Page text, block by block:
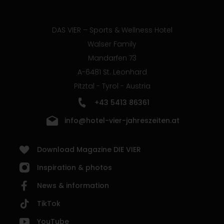
DAS VIER – Sports & Wellness Hotel
Walser Family
Mandarfen 73
A-6481 St. Leonhard
Pitztal - Tyrol - Austria
+43 5413 86361
info@hotel-vier-jahreszeiten.at
Download Magazine DIE VIER
Inspiration & photos
News & information
TikTok
YouTube